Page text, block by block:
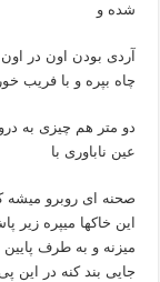
شده و
آردی بودن اون در
چاه بپره و با فریب
دو متر هم چیزی به
عین ناباوری با
صحنه ای روبرو میشه
این خاکها میپره زیر
میزنه و به طرف
جایی بند کنه در این